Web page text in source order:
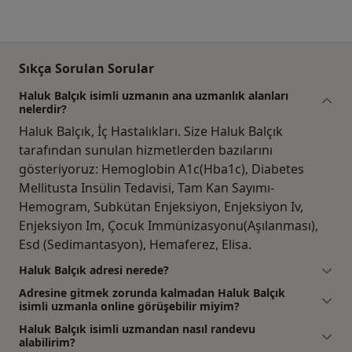
Sıkça Sorulan Sorular
Haluk Balçık isimli uzmanın ana uzmanlık alanları
nelerdir?
Haluk Balçık, İç Hastalıkları. Size Haluk Balçık
tarafından sunulan hizmetlerden bazılarını
gösteriyoruz: Hemoglobin A1c(Hba1c), Diabetes
Mellitusta Insülin Tedavisi, Tam Kan Sayımı-
Hemogram, Subkütan Enjeksiyon, Enjeksiyon Iv,
Enjeksiyon Im, Çocuk Immünizasyonu(Aşılanması),
Esd (Sedimantasyon), Hemaferez, Elisa.
Haluk Balçık adresi nerede?
Adresine gitmek zorunda kalmadan Haluk Balçık
isimli uzmanla online görüşebilir miyim?
Haluk Balçık isimli uzmandan nasıl randevu
alabilirim?